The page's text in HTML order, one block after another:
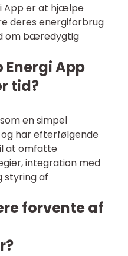
App er at hjælpe
deres energiforbrug
om bæredygtig
Energi App
tid?
en simpel
har efterfølgende
at omfatte
integration med
styring af
forvente af